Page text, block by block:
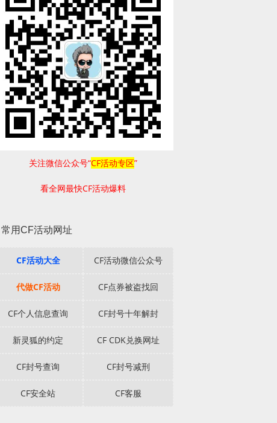
关注微信公众号“CF活动专区”
看全网最快CF活动爆料
常用CF活动网址
CF活动大全 CF活动微信公众号
代做CF活动 CF点券被盗找回
CF个人信息查询 CF封号十年解封
新灵狐的约定 CF CDK兑换网址
CF封号查询 CF封号减刑
CF安全站 CF客服